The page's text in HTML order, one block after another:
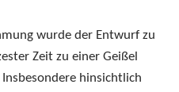
wurde der Entwurf zu
Zeit zu einer Geißel
hinsichtlich